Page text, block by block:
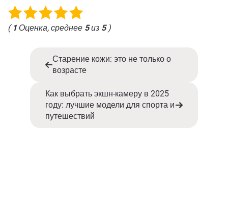
( 1 Оценка, среднее 5из 5)
Старение кожи: это не только о
возрасте
Как выбрать экшн-камеру в 2025
году: лучшие модели для спорта и
путешествий